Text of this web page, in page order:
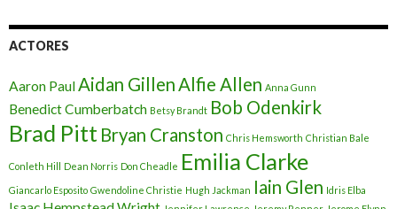
ACTORES
Aaron PaulAidan GillenAlfie Allen Anna Gunn
Benedict Cumberbatch Betsy Brandt Bob Odenkirk
Brad Pitt Bryan Cranston Chris Hemsworth Christian Bale
Conleth Hill Dean Norris Don Cheadle Emilia Clarke
Giancarlo Esposito Gwendoline Christie Hugh Jackman Iain Glen Idris Elba